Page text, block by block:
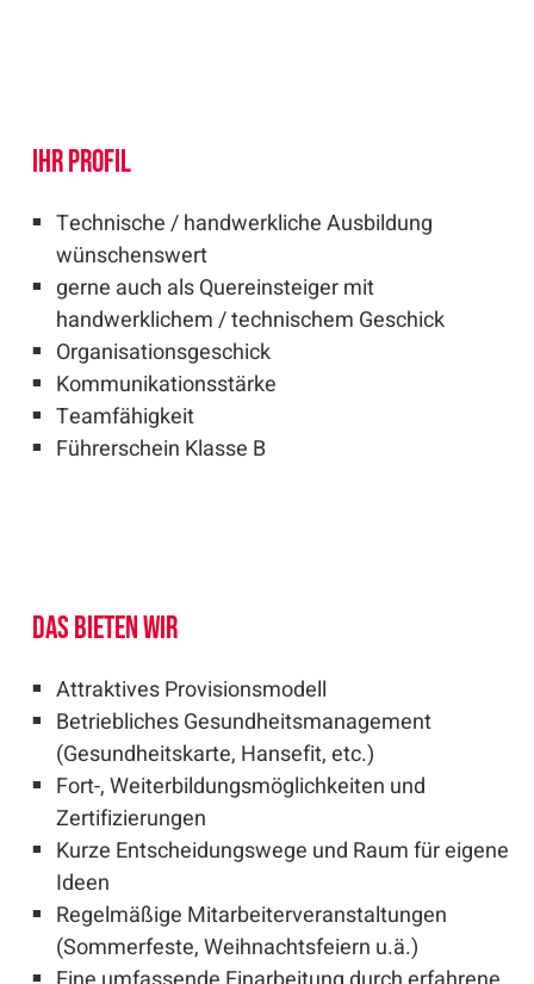
Ihr Profil
Technische / handwerkliche Ausbildung
wünschenswert
gerne auch als Quereinsteiger mit
handwerklichem / technischem Geschick
Organisationsgeschick
Kommunikationsstärke
Teamfähigkeit
Führerschein Klasse B
Das bieten wir
Attraktives Provisionsmodell
Betriebliches Gesundheitsmanagement
(Gesundheitskarte, Hansefit, etc.)
Fort-, Weiterbildungsmöglichkeiten und
Zertifizierungen
Kurze Entscheidungswege und Raum für eigene
Ideen
Regelmäßige Mitarbeiterveranstaltungen
(Sommerfeste, Weihnachtsfeiern u.ä.)